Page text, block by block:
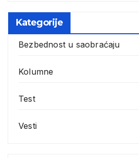
Kategorije
Bezbednost u saobraćaju
Kolumne
Test
Vesti